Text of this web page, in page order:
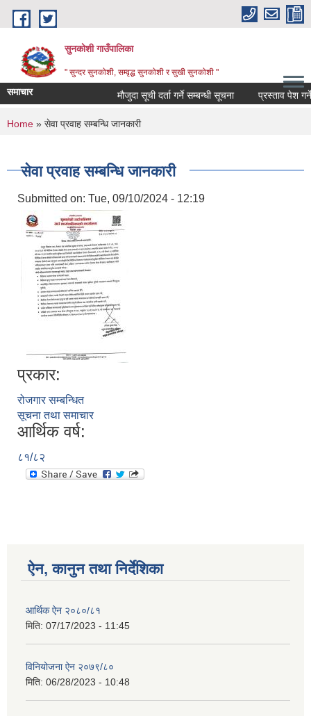
Skip to main content
सुनकोशी गाउँपालिका
" सुन्दर सुनकाेशी, सम्वृद्ध सुनकाेशी र सुखी सुनकाेशी "
समाचार मौजुदा सूची दर्ता गर्ने सम्बन्धी सूचना प्रस्ताव पेश गर्ने
You are here
Home » सेवा प्रवाह सम्बन्धि जानकारी
सेवा प्रवाह सम्बन्धि जानकारी
Submitted on: Tue, 09/10/2024 - 12:19
प्रकार:
रोजगार सम्बन्धित
सूचना तथा समाचार
आर्थिक वर्ष:
८१/८२
ऐन, कानुन तथा निर्देशिका
आर्थिक ऐन २०८०/८१
मिति: 07/17/2023 - 11:45
विनियोजना ऐन २०७९/८०
मिति: 06/28/2023 - 10:48